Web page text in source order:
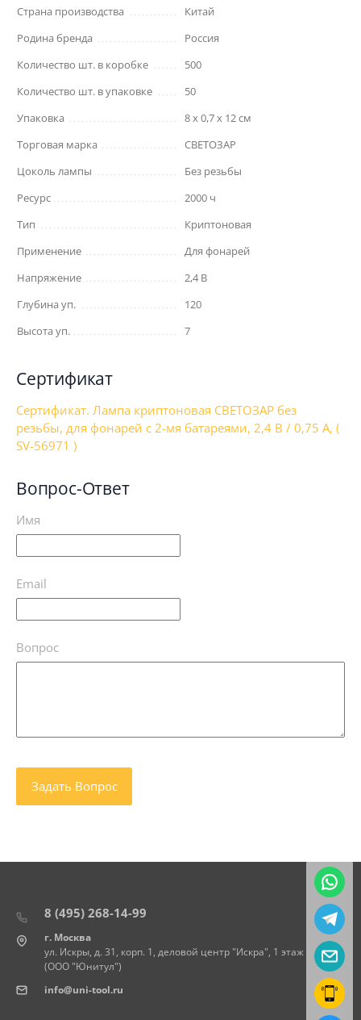
Страна производства
Китай
Родина бренда
Россия
Количество шт. в коробке
500
Количество шт. в упаковке
50
Упаковка
8 x 0,7 x 12 см
Торговая марка
СВЕТОЗАР
Цоколь лампы
Без резьбы
Ресурс
2000 ч
Тип
Криптоновая
Применение
Для фонарей
Напряжение
2,4 В
Глубина уп.
120
Высота уп.
7
Сертификат
Сертификат. Лампа криптоновая СВЕТОЗАР без
резьбы, для фонарей с 2-мя батареями, 2,4 В / 0,75 А, (
SV-56971 )
Вопрос-Ответ
Имя
Email
Вопрос
8 (495) 268-14-99
г. Москва
ул. Искры, д. 31, корп. 1, деловой центр "Искра", 1 этаж
(ООО "Юнитул")
info@uni-tool.ru